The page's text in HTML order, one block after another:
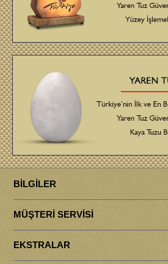
BILGILER
MÜŞTERI SERVISI
EKSTRALAR